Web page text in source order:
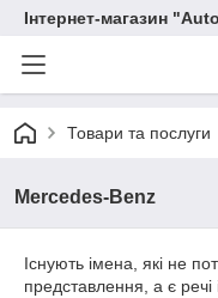
Інтернет-магазин
Товари та послуги
Mercedes-Benz
Існують імена, які не
представлення, а є